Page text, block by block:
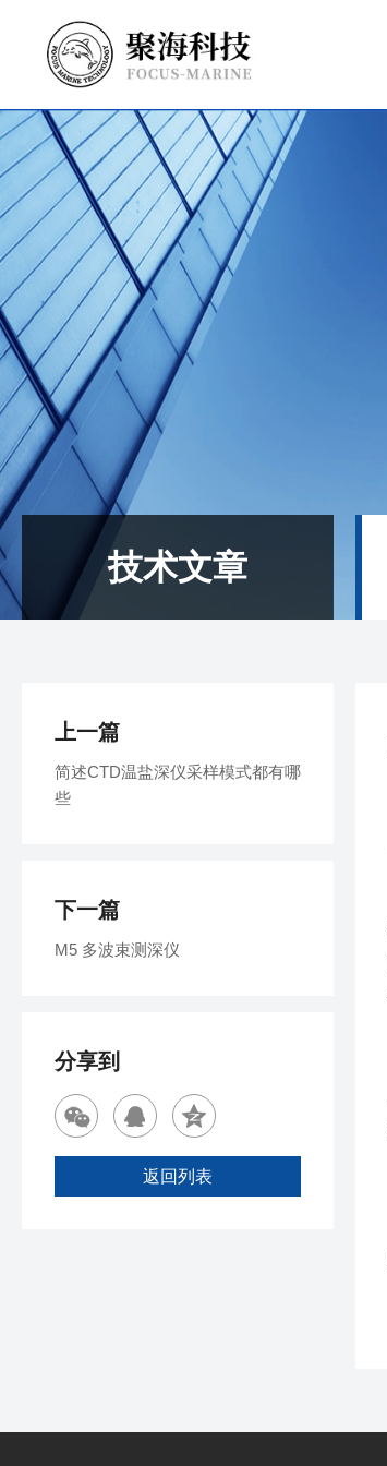
技术文章
上一篇
简述CTD温盐深仪采样模式都有哪
些
下一篇
M5 多波束测深仪
分享到
返回列表